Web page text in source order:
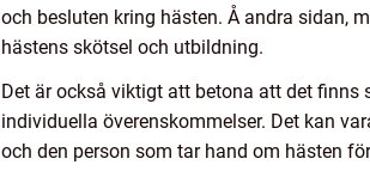
och besluten kring hästen. Å andra sidan,
hästens skötsel och utbildning.
Det är också viktigt att betona att det finns
individuella överenskommelser. Det kan
och den person som tar hand om hästen